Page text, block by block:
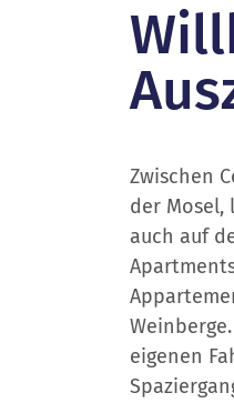
Zwischen
der Mosel,
auch auf
eigenen